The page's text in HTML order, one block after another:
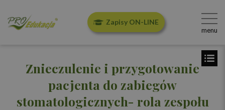
Zapisy ON-LINE
menu
Znieczulenie i przygotowanie
pacjenta do zabiegów
stomatologicznych- rola zespołu